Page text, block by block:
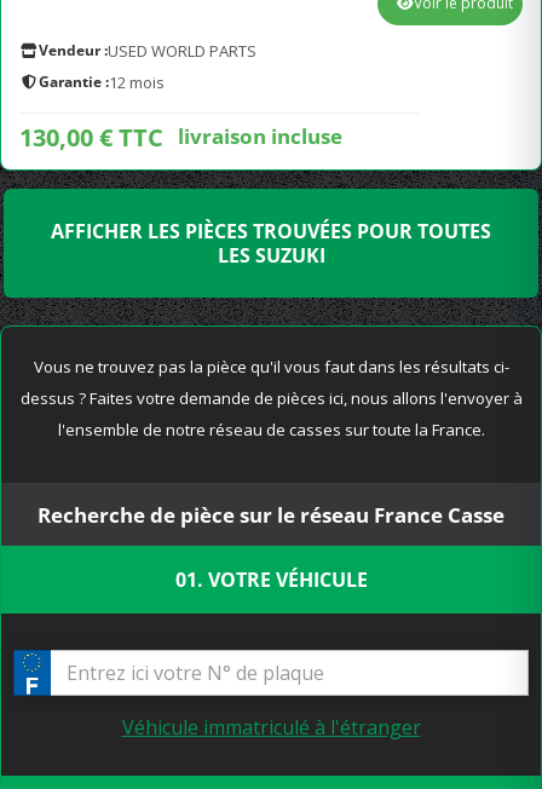
Vendeur :USED WORLD PARTS
Garantie :12 mois
130,00 € TTC livraison incluse
AFFICHER LES PIÈCES TROUVÉES POUR TOUTES
LES SUZUKI
Vous ne trouvez pas la pièce qu'il vous faut dans les résultats ci-
dessus ? Faites votre demande de pièces ici, nous allons l'envoyer à
l'ensemble de notre réseau de casses sur toute la France.
Recherche de pièce sur le réseau France Casse
01. VOTRE VÉHICULE
Véhicule immatriculé à l'étranger